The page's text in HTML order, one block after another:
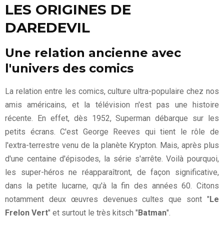
LES ORIGINES DE
DAREDEVIL
Une relation ancienne avec
l'univers des comics
La relation entre les comics, culture ultra-populaire chez nos
amis américains, et la télévision n'est pas une histoire
récente. En effet, dès 1952, Superman débarque sur les
petits écrans. C'est George Reeves qui tient le rôle de
l'extra-terrestre venu de la planète Krypton. Mais, après plus
d'une centaine d'épisodes, la série s'arrête. Voilà pourquoi,
les super-héros ne réapparaîtront, de façon significative,
dans la petite lucarne, qu'à la fin des années 60. Citons
notamment deux œuvres devenues cultes que sont "Le
Frelon Vert" et surtout le très kitsch "Batman".